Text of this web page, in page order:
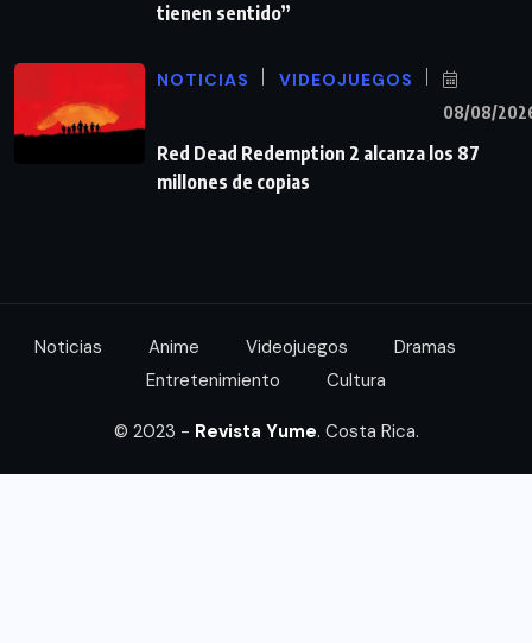
tienen sentido”
NOTICIAS VIDEOJUEGOS
08/08/
Red Dead Redemption 2 alcanza los 87
millones de copias
Noticias Anime Videojuegos
Dramas
Entretenimiento
Cultura
© 2023 - Revista Yume. Costa Rica.